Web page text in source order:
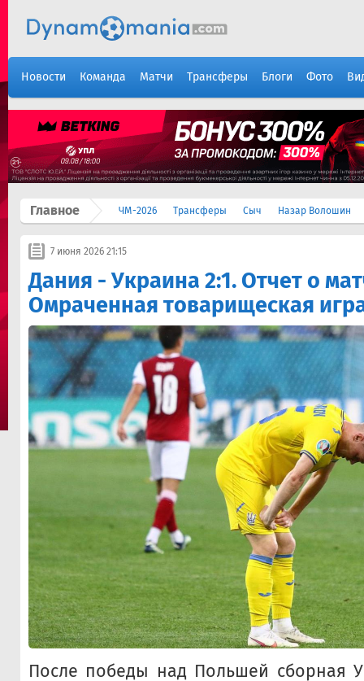
Новости Команда Матчи Трансферы Блоги Фото
Главное ЧМ-2026 Трансферы Сыч Назар Волошин
7 июня 2026 21:15
Дания - Украина 2:1. Отчет о
Омраченная товарищеская
После победы над Польшей сборная